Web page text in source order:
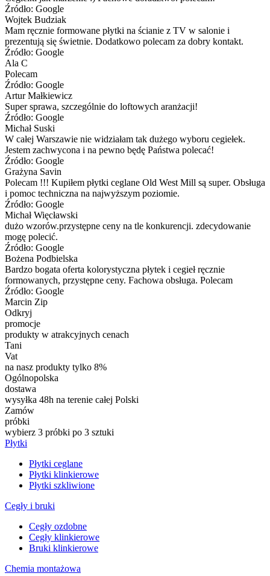
Źródło: Google
Wojtek Budziak
Mam ręcznie formowane płytki na ścianie z TV w salonie i
prezentują się świetnie. Dodatkowo polecam za dobry kontakt.
Źródło: Google
Ala C
Polecam
Źródło: Google
Artur Małkiewicz
Super sprawa, szczególnie do loftowych aranżacji!
Źródło: Google
Michał Suski
W całej Warszawie nie widziałam tak dużego wyboru cegiełek.
Jestem zachwycona i na pewno będę Państwa polecać!
Źródło: Google
Grażyna Savin
Polecam !!! Kupiłem płytki ceglane Old West Mill są super. Obsługa
i pomoc techniczna na najwyższym poziomie.
Źródło: Google
Michał Więcławski
dużo wzorów.przystępne ceny na tle konkurencji. zdecydowanie
mogę polecić.
Źródło: Google
Bożena Podbielska
Bardzo bogata oferta kolorystyczna płytek i cegieł ręcznie
formowanych, przystępne ceny. Fachowa obsługa. Polecam
Źródło: Google
Marcin Zip
Odkryj
promocje
produkty w atrakcyjnych cenach
Tani
Vat
na nasz produkty tylko 8%
Ogólnopolska
dostawa
wysyłka 48h na terenie całej Polski
Zamów
próbki
wybierz 3 próbki po 3 sztuki
Płytki
Płytki ceglane
Płytki klinkierowe
Płytki szkliwione
Cegły i bruki
Cegły ozdobne
Cegły klinkierowe
Bruki klinkierowe
Chemia montażowa